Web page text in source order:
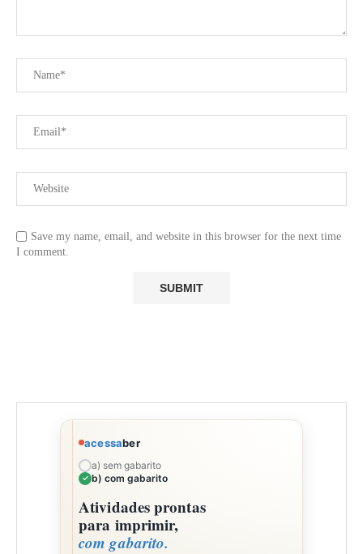
Save my name, email, and website in this browser for the next time
I comment.
acessaber
a) sem gabarito
b) com gabarito
Atividades prontas
para imprimir,
com gabarito.